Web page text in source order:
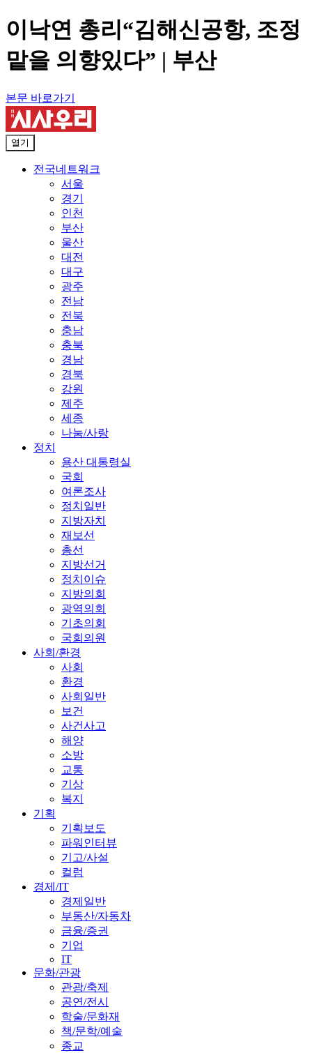
이낙연 총리“김해신공항, 조정
맡을 의향있다” | 부산
본문 바로가기
열기
전국네트워크
서울
경기
인천
부산
울산
대전
대구
광주
전남
전북
충남
충북
경남
경북
강원
제주
세종
나눔/사랑
정치
용산 대통령실
국회
여론조사
정치일반
지방자치
재보선
총선
지방선거
정치이슈
지방의회
광역의회
기초의회
국회의원
사회/환경
사회
환경
사회일반
보건
사건사고
해양
소방
교통
기상
복지
기획
기획보도
파워인터뷰
기고/사설
컬럼
경제/IT
경제일반
부동산/자동차
금융/증권
기업
IT
문화/관광
관광/축제
공연/전시
학술/문화재
책/문학/예술
종교